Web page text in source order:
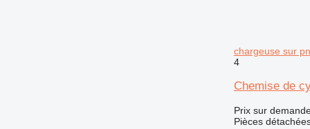
chargeuse sur
4
Chemise de
Prix sur
Pièces